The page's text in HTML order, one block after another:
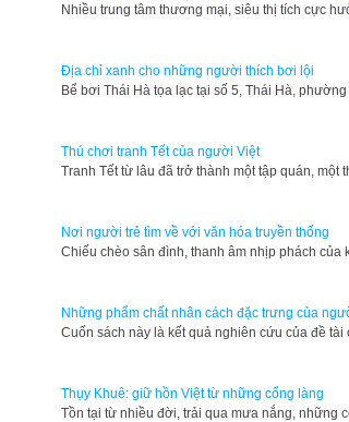
Nhiều trung tâm thương mại, siêu thị tích cực
Địa chỉ xanh cho những người thích bơi lội
Bể bơi Thái Hà tọa lạc tại số 5, Thái Hà,
Thú chơi tranh Tết của người Việt
Tranh Tết từ lâu đã trở thành một tập quán,
Nơi người trẻ tìm về với văn hóa truyền thống
Chiếu chèo sân đình, thanh âm nhịp phách của
Những phẩm chất nhân cách đặc trưng của
​Cuốn sách này là kết quả nghiên cứu của đề
Thụy Khuê: giữ hồn Việt từ những cổng làng
Tồn tại từ nhiều đời, trải qua mưa nắng, những